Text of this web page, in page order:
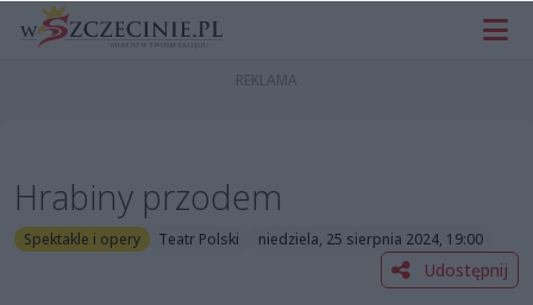
Hrabiny przodem
Spektakle i opery Teatr Polski niedziela, 25 sierpnia 2024, 19:00
Udostępnij